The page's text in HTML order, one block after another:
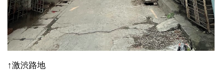
↑激渋路地